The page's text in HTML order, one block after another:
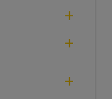
+
+
+